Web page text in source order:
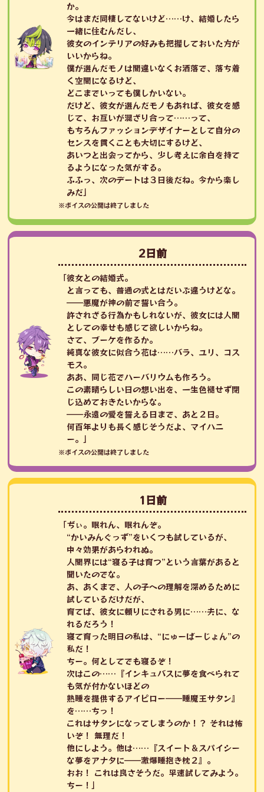
か。
今はまだ同棲してないけど……け、結婚したら
一緒に住むんだし、
彼女のインテリアの好みも把握しておいた方が
いいからね。
僕が選んだモノは間違いなくお洒落で、落ち着
く空間になるけど、
どこまでいっても僕しかいない。
だけど、彼女が選んだモノもあれば、彼女を感
じて、お互いが混ざり合って……って、
もちろんファッションデザイナーとして自分の
センスを貫くことも大切にするけど、
あいつと出会ってから、少し考えに余白を持て
るようになった気がする。
ふふっ、次のデートは３日後だね。今から楽し
みだ」
※ボイスの公開は終了しました
2日前
「彼女との結婚式。
と言っても、普通の式とはだいぶ違うけどな。
――悪魔が神の前で誓い合う。
許されざる行為かもしれないが、彼女には人間
としての幸せも感じて欲しいからね。
さて、ブーケを作るか。
純真な彼女に似合う花は……バラ、ユリ、コス
モス。
ああ、同じ花でハーバリウムも作ろう。
この素晴らしい日の想い出を、一生色褪せず閉
じ込めておきたいからな。
――永遠の愛を誓える日まで、あと２日。
何百年よりも長く感じそうだよ、マイハニ
ー。」
※ボイスの公開は終了しました
1日前
「ぢぃ。眠れん、眠れんぞ。
“かいみんぐっず”をいくつも試しているが、
中々効果があらわれぬ。
人間界には“寝る子は育つ”という言葉があると
聞いたのでな。
あ、あくまで、人の子への理解を深めるために
試しているだけだが、
育てば、彼女に頼りにされる男に……夫に、な
れるだろう！
寝て育った明日の私は、“にゅーばーじょん”の
私だ！
ちー。何としてでも寝るぞ！
次はこの……『インキュバスに夢を食べられて
も気が付かないほどの
熟睡を提供するアイピロー――睡魔王サタン』
を……ちっ！
これはサタンになってしまうのか！？ それは怖
いぞ！ 無理だ！
他にしよう。他は……『スイート＆スパイシー
な夢をアナタに――激爆睡抱き枕２』。
おお！ これは良さそうだ。早速試してみよう。
ちー！」